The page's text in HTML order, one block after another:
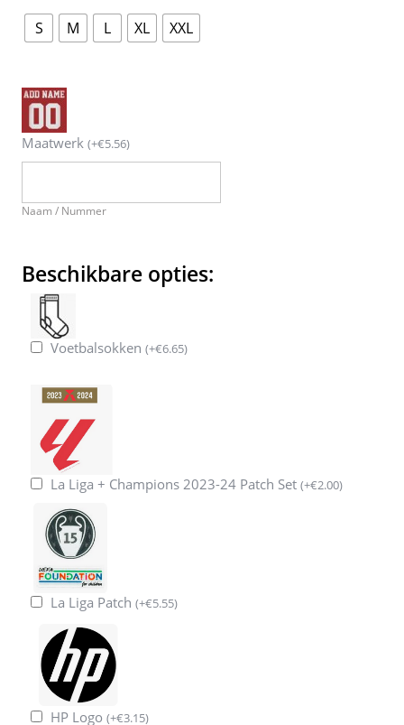
S M L XL XXL
Maatwerk (+€5.56)
Naam / Nummer
Beschikbare opties:
Voetbalsokken (+€6.65)
La Liga + Champions 2023-24 Patch Set (+€2.00)
La Liga Patch (+€5.55)
HP Logo (+€3.15)